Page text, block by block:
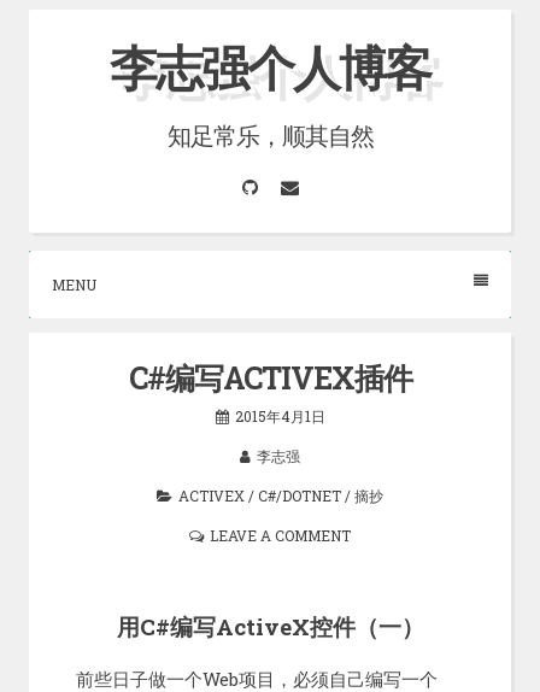
李志强个人博客
知足常乐，顺其自然
GitHubEmail
MENU
C#编写ACTIVEX插件
2015年4月1日
李志强
ACTIVEX /C#/DOTNET /摘抄
LEAVE A COMMENT
用C#编写ActiveX控件（一）
前些日子做一个Web项目，必须自己编写一个